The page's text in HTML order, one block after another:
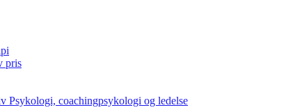
pris
Psykologi, coachingpsykologi og ledelse